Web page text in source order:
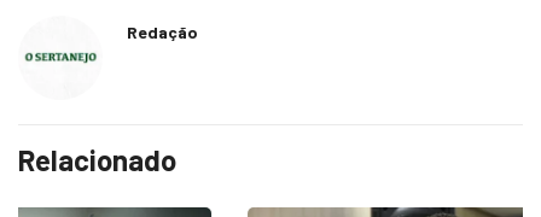
Redação
Relacionado